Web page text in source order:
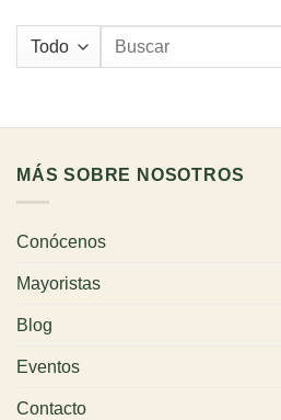
Buscar
MÁS SOBRE NOSOTROS
Conócenos
Mayoristas
Blog
Eventos
Contacto